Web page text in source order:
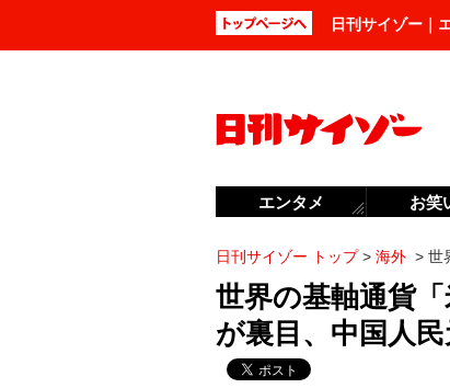
日刊サイゾー｜
日刊サイゾー トップ> 海外 > 世
世界の基軸通貨
が裏目、中国人
エンタメ お笑